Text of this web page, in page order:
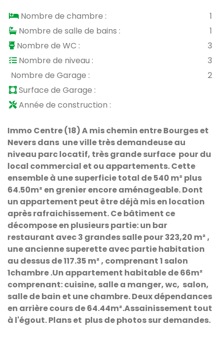
Nombre de chambre :
1
Nombre de salle de bains :
1
Nombre de WC :
3
Nombre de niveau :
3
Nombre de Garage :
2
Surface de Garage :
Année de construction :
Immo Centre (18) A mis chemin entre Bourges et
Nevers dans une ville très demandeuse au
niveau parc locatif, très grande surface pour du
local commercial et ou appartements. Cette
ensemble à une superficie total de 540 m² plus
64.50m² en grenier encore aménageable. Dont
un appartement peut être déjà mis en location
après rafraichissement. Ce bâtiment ce
décompose en plusieurs partie: un bar
restaurant avec 3 grandes salle pour 323,20 m² ,
une ancienne superette avec partie habitation
au dessus de 117.35 m² , comprenant 1 salon
1chambre .Un appartement habitable de 66m²
comprenant: cuisine, salle a manger, wc, salon,
salle de bain et une chambre. Deux dépendances
en arrière cours de 64.44m².Assainissement tout
à l'égout. Plans et plus de photos sur demandes.